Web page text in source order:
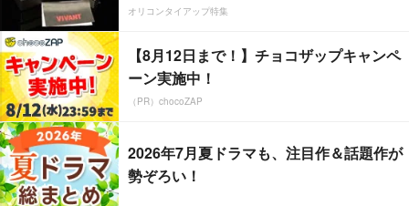
オリコンタイアップ特集
【8月12日まで！】チョコザップキャンペ
ーン実施中！
（PR）chocoZAP
2026年7月夏ドラマも、注目作＆話題作が
勢ぞろい！